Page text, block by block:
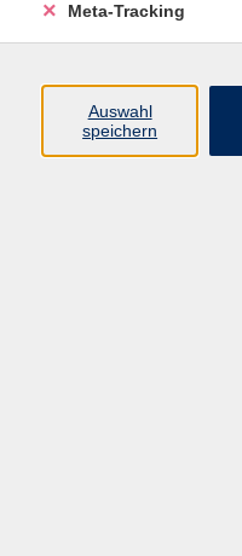
Über uns
Meta-Tracking
Auswahl
speichern